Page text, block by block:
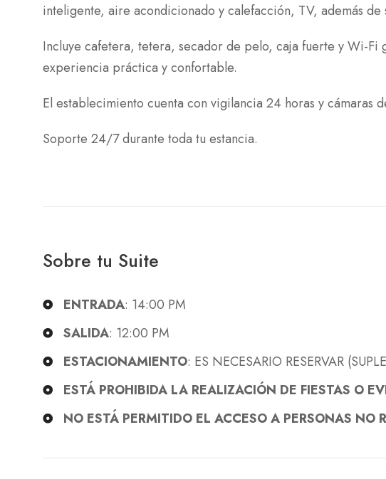
inteligente, aire acondicionado y calefacción, TV, además de
Incluye cafetera, tetera, secador de pelo, caja fuerte y Wi-
experiencia práctica y confortable.
El establecimiento cuenta con vigilancia 24 horas y cámaras
Soporte 24/7 durante toda tu estancia.
Sobre tu Suite
ENTRADA: 14:00 PM
SALIDA: 12:00 PM
ESTACIONAMIENTO: ES NECESARIO RESERVAR
ESTÁ PROHIBIDA LA REALIZACIÓN DE FIESTAS O
NO ESTÁ PERMITIDO EL ACCESO A PERSONAS NO